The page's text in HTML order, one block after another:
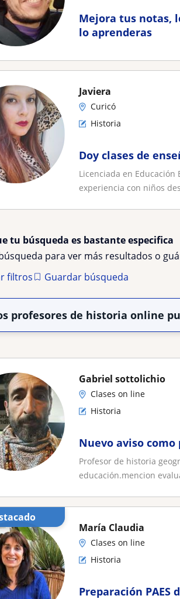
Mejora tus notas,
lo aprenderas
Javiera
Curicó
Historia
Doy clases de
Licenciada en Educación
experiencia con niños
tu búsqueda es bastante especifica
para ver más resultados o
filtros
Guardar búsqueda
profesores de historia online
Gabriel sottolichio
Clases on line
Historia
Nuevo aviso
Profesor de historia
educación.mencion
María Claudia
Clases on line
Historia
Preparación PAES